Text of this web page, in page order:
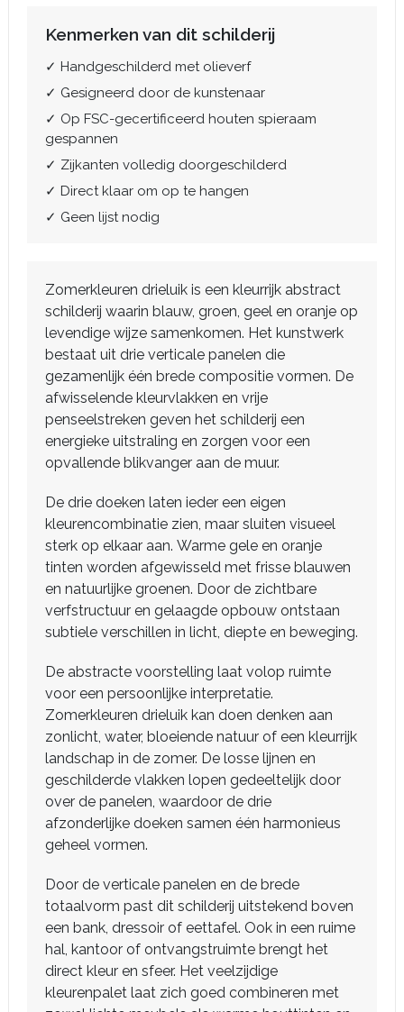
Kenmerken van dit schilderij
✓ Handgeschilderd met olieverf
✓ Gesigneerd door de kunstenaar
✓ Op FSC-gecertificeerd houten spieraam
gespannen
✓ Zijkanten volledig doorgeschilderd
✓ Direct klaar om op te hangen
✓ Geen lijst nodig
Zomerkleuren drieluik is een kleurrijk abstract
schilderij waarin blauw, groen, geel en oranje op
levendige wijze samenkomen. Het kunstwerk
bestaat uit drie verticale panelen die
gezamenlijk één brede compositie vormen. De
afwisselende kleurvlakken en vrije
penseelstreken geven het schilderij een
energieke uitstraling en zorgen voor een
opvallende blikvanger aan de muur.
De drie doeken laten ieder een eigen
kleurencombinatie zien, maar sluiten visueel
sterk op elkaar aan. Warme gele en oranje
tinten worden afgewisseld met frisse blauwen
en natuurlijke groenen. Door de zichtbare
verfstructuur en gelaagde opbouw ontstaan
subtiele verschillen in licht, diepte en beweging.
De abstracte voorstelling laat volop ruimte
voor een persoonlijke interpretatie.
Zomerkleuren drieluik kan doen denken aan
zonlicht, water, bloeiende natuur of een kleurrijk
landschap in de zomer. De losse lijnen en
geschilderde vlakken lopen gedeeltelijk door
over de panelen, waardoor de drie
afzonderlijke doeken samen één harmonieus
geheel vormen.
Door de verticale panelen en de brede
totaalvorm past dit schilderij uitstekend boven
een bank, dressoir of eettafel. Ook in een ruime
hal, kantoor of ontvangstruimte brengt het
direct kleur en sfeer. Het veelzijdige
kleurenpalet laat zich goed combineren met